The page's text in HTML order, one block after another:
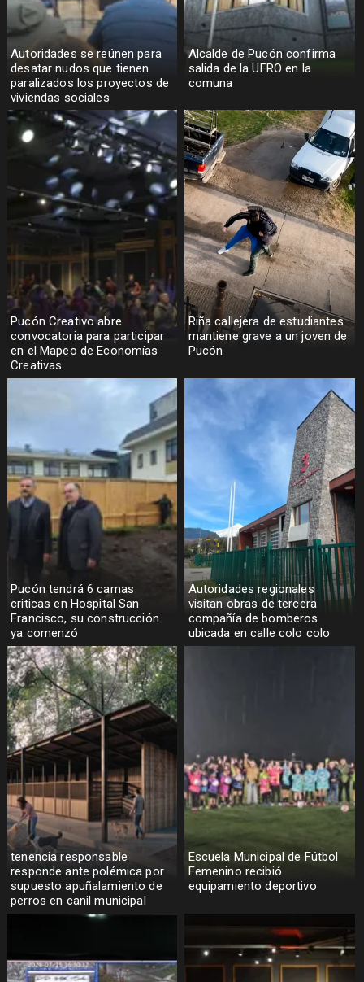
Autoridades se reúnen para
desatar nudos que tienen
paralizados los proyectos de
viviendas sociales
Alcalde de Pucón confirma
salida de la UFRO en la
comuna
Pucón Creativo abre
convocatoria para participar
en el Mapeo de Economías
Creativas
Riña callejera de estudiantes
mantiene grave a un joven de
Pucón
Pucón tendrá 6 camas
criticas en Hospital San
Francisco, su construcción
ya comenzó
Autoridades regionales
visitan obras de tercera
compañía de bomberos
ubicada en calle colo colo
tenencia responsable
responde ante polémica por
supuesto apuñalamiento de
perros en canil municipal
Escuela Municipal de Fútbol
Femenino recibió
equipamiento deportivo